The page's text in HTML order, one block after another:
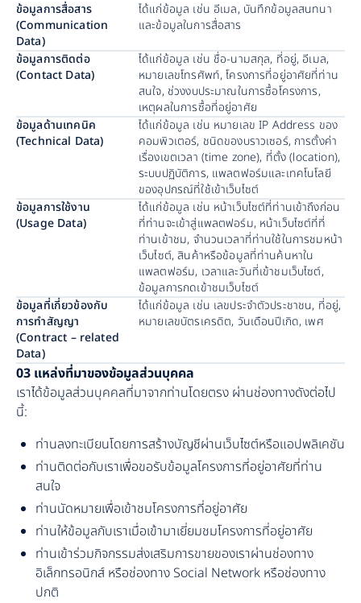
ข้อมูลการสื่อสาร
(Communication
Data)
ได้แก่ข้อมูล เช่น อีเมล, บันทึกข้อมูลสนทนา
และข้อมูลในการสื่อสาร
ข้อมูลการติดต่อ
(Contact Data)
ได้แก่ข้อมูล เช่น ชื่อ-นามสกุล, ที่อยู่, อีเมล,
หมายเลขโทรศัพท์, โครงการที่อยู่อาศัยที่ท่าน
สนใจ, ช่วงงบประมาณในการซื้อโครงการ,
เหตุผลในการซื้อที่อยู่อาศัย
ข้อมูลด้านเทคนิค
(Technical Data)
ได้แก่ข้อมูล เช่น หมายเลข IP Address ของ
คอมพิวเตอร์, ชนิดของบราวเซอร์, การตั้งค่า
เรื่องเขตเวลา (time zone), ที่ตั้ง (location),
ระบบปฏิบัติการ, แพลตฟอร์มและเทคโนโลยี
ของอุปกรณ์ที่ใช้เข้าเว็บไซต์
ข้อมูลการใช้งาน
(Usage Data)
ได้แก่ข้อมูล เช่น หน้าเว็บไซต์ที่ท่านเข้าถึงก่อน
ที่ท่านจะเข้าสู่แพลตฟอร์ม, หน้าเว็บไซต์ที่ที่
ท่านเข้าชม, จำนวนเวลาที่ท่านใช้ในการชมหน้า
เว็บไซต์, สินค้าหรือข้อมูลที่ท่านค้นหาใน
แพลตฟอร์ม, เวลาและวันที่เข้าชมเว็บไซต์,
ข้อมูลการกดเข้าชมเว็บไซต์
ข้อมูลที่เกี่ยวข้องกับ
การทำสัญญา
(Contract – related
Data)
ได้แก่ข้อมูล เช่น เลขประจำตัวประชาชน, ที่อยู่,
หมายเลขบัตรเครดิต, วันเดือนปีเกิด, เพศ
03 แหล่งที่มาของข้อมูลส่วนบุคคล
เราได้ข้อมูลส่วนบุคคลที่มาจากท่านโดยตรง ผ่านช่องทางดังต่อไป
นี้:
ท่านลงทะเบียนโดยการสร้างบัญชีผ่านเว็บไซต์หรือแอปพลิเคชัน
ท่านติดต่อกับเราเพื่อขอรับข้อมูลโครงการที่อยู่อาศัยที่ท่าน
สนใจ
ท่านนัดหมายเพื่อเข้าชมโครงการที่อยู่อาศัย
ท่านให้ข้อมูลกับเราเมื่อเข้ามาเยี่ยมชมโครงการที่อยู่อาศัย
ท่านเข้าร่วมกิจกรรมส่งเสริมการขายของเราผ่านช่องทาง
อิเล็กทรอนิกส์ หรือช่องทาง Social Network หรือช่องทาง
ปกติ